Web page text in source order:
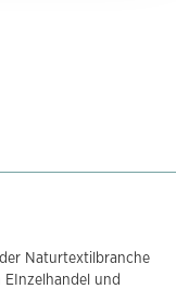
Naturtextilbranche
und